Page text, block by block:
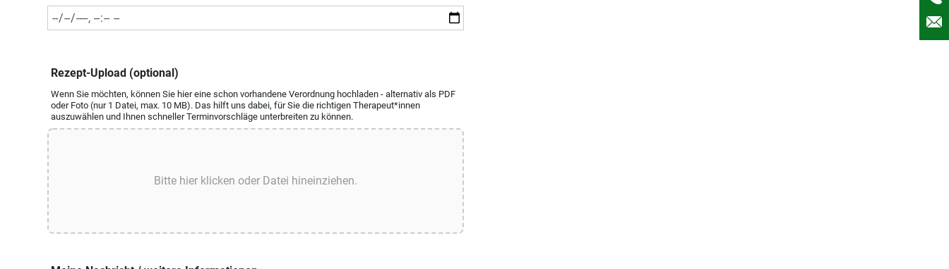
Rezept-Upload (optional)
Wenn Sie möchten, können Sie hier eine schon vorhandene Verordnung hochladen - alternativ als PDF
oder Foto (nur 1 Datei, max. 10 MB). Das hilft uns dabei, für Sie die richtigen Therapeut*innen
auszuwählen und Ihnen schneller Terminvorschläge unterbreiten zu können.